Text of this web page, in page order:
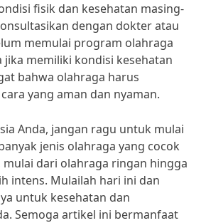
fisik dan kesehatan masing-
dengan dokter atau
memulai program olahraga
memiliki kondisi kesehatan
bahwa olahraga harus
yang aman dan nyaman.
Anda, jangan ragu untuk mulai
jenis olahraga yang cocok
mulai dari olahraga ringan hingga
intens. Mulailah hari ini dan
untuk kesehatan dan
Semoga artikel ini bermanfaat